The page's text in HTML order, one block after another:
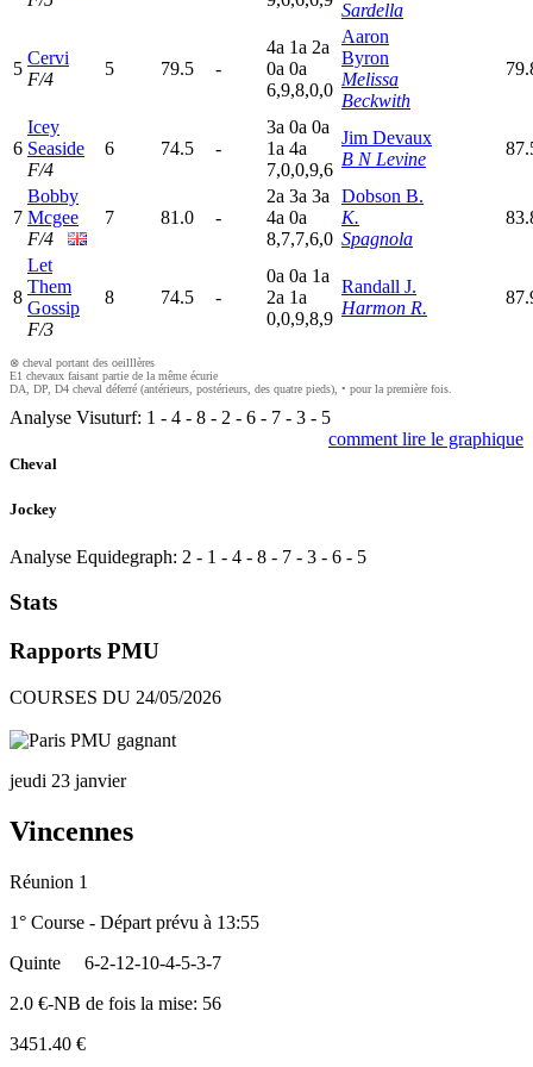
Sardella
5
Cervi
F/4
5 79.5 -
4a 1a 2a
0a 0a
6,9,8,0,0
Aaron
Byron
Melissa
Beckwith
6
Icey
Seaside
F/4
6 74.5 -
3a 0a 0a
1a 4a
7,0,0,9,6
Jim Devaux
B N Levine
7
Bobby
Mcgee
F/4
7 81.0 -
2a 3a 3a
4a 0a
8,7,7,6,0
Dobson B.
K.
Spagnola
8
Let
Them
Gossip
F/3
8 74.5 -
0a 0a 1a
2a 1a
0,0,9,8,9
Randall J.
Harmon R.
⊗ cheval portant des oeilllères
E1 chevaux faisant partie de la même écurie
DA, DP, D4 cheval déferré (antérieurs, postérieurs, des quatre pieds), • pour la première fois.
Analyse Visuturf: 1 - 4 - 8 - 2 - 6 - 7 - 3 - 5
comment lire le graphique
Cheval
Jockey
Analyse Equidegraph: 2 - 1 - 4 - 8 - 7 - 3 - 6 - 5
Stats
Rapports PMU
COURSES DU 24/05/2026
jeudi 23 janvier
Vincennes
Réunion 1
1° Course - Départ prévu à 13:55
Quinte
6-2-12-10-4-5-3-7
2.0 €-NB de fois la mise: 56
3451.40 €